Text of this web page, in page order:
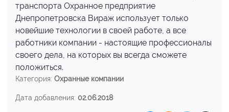
транспорта Охранное предприятие
Днепропетровска Вираж использует только
новейшие технологии в своей работе, а все
работники компании - настоящие профессионалы
своего дела, на которых вы всегда сможете
положиться.
Категория: Охранные компании
Дата добавления: 02.06.2018